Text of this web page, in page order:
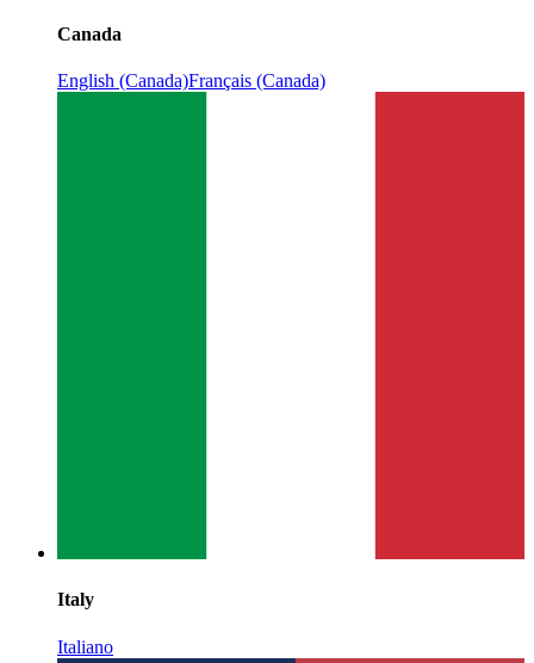
Canada
English (Canada)Français (Canada)
Italy
Italiano